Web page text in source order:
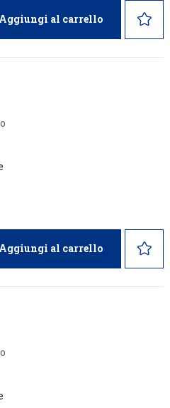
Aggiungi al carrello
Aggiungi al carrello